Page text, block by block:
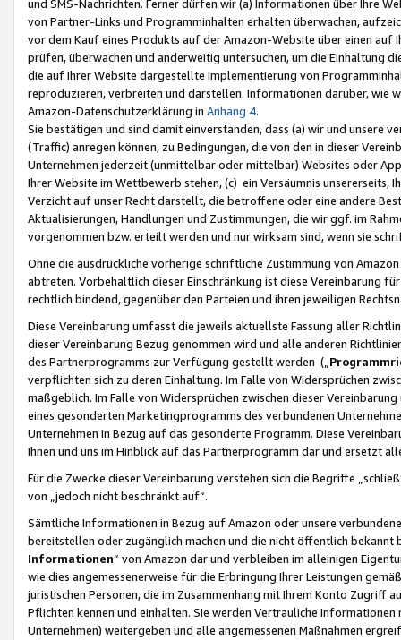
und SMS-Nachrichten. Ferner dürfen wir (a) Informationen über Ihre
von Partner-Links und Programminhalten erhalten überwachen,
vor dem Kauf eines Produkts auf der Amazon-Website über einen
prüfen, überwachen und anderweitig untersuchen, um die Einhaltung
die auf Ihrer Website dargestellte Implementierung von
reproduzieren, verbreiten und darstellen. Informationen darüber, wie
Amazon-Datenschutzerklärung in Anhang 4.
Sie bestätigen und sind damit einverstanden, dass (a) wir und
(Traffic) anregen können, zu Bedingungen, die von den in dieser
Unternehmen jederzeit (unmittelbar oder mittelbar) Websites oder
Ihrer Website im Wettbewerb stehen, (c) ein Versäumnis unsererseits,
Verzicht auf unser Recht darstellt, die betroffene oder eine andere
Aktualisierungen, Handlungen und Zustimmungen, die wir ggf. im
vorgenommen bzw. erteilt werden und nur wirksam sind, wenn sie
Ohne die ausdrückliche vorherige schriftliche Zustimmung von
abtreten. Vorbehaltlich dieser Einschränkung ist diese Vereinbarung
rechtlich bindend, gegenüber den Parteien und ihren jeweiligen
Diese Vereinbarung umfasst die jeweils aktuellste Fassung aller
dieser Vereinbarung Bezug genommen wird und alle anderen
des Partnerprogramms zur Verfügung gestellt werden („
verpflichten sich zu deren Einhaltung. Im Falle von Widersprüchen
maßgeblich. Im Falle von Widersprüchen zwischen dieser
eines gesonderten Marketingprogramms des verbundenen
Unternehmen in Bezug auf das gesonderte Programm. Diese
Ihnen und uns im Hinblick auf das Partnerprogramm dar und ersetzt
Für die Zwecke dieser Vereinbarung verstehen sich die Begriffe
von „jedoch nicht beschränkt auf“.
Sämtliche Informationen in Bezug auf Amazon oder unsere
bereitstellen oder zugänglich machen und die nicht öffentlich
Informationen“ von Amazon dar und verbleiben im alleinigen
wie dies angemessenerweise für die Erbringung Ihrer Leistungen
juristischen Personen, die im Zusammenhang mit Ihrem Konto
Pflichten kennen und einhalten. Sie werden Vertrauliche
Unternehmen) weitergeben und alle angemessenen Maßnahmen